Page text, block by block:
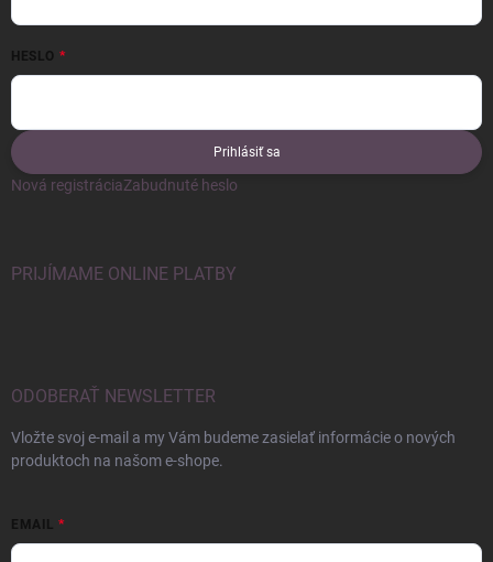
HESLO
Prihlásiť sa
Nová registráciaZabudnuté heslo
PRIJÍMAME ONLINE PLATBY
ODOBERAŤ NEWSLETTER
Vložte svoj e-mail a my Vám budeme zasielať informácie o nových
produktoch na našom e-shope.
EMAIL